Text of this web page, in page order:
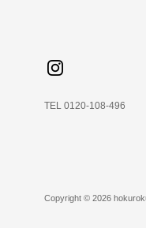
TEL 0120-108-496
Copyright © 2026